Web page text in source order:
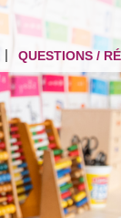
QUESTIONS /